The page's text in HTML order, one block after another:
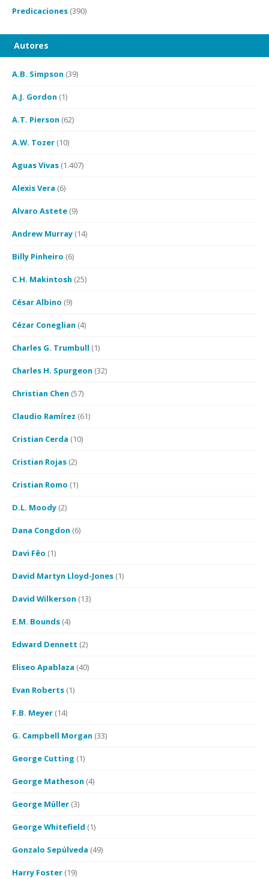
Predicaciones (390)
Autores
A.B. Simpson (39)
A.J. Gordon (1)
A.T. Pierson (62)
A.W. Tozer (10)
Aguas Vivas (1.407)
Alexis Vera (6)
Alvaro Astete (9)
Andrew Murray (14)
Billy Pinheiro (6)
C.H. Makintosh (25)
César Albino (9)
Cézar Coneglian (4)
Charles G. Trumbull (1)
Charles H. Spurgeon (32)
Christian Chen (57)
Claudio Ramírez (61)
Cristian Cerda (10)
Cristian Rojas (2)
Cristian Romo (1)
D.L. Moody (2)
Dana Congdon (6)
Davi Fêo (1)
David Martyn Lloyd-Jones (1)
David Wilkerson (13)
E.M. Bounds (4)
Edward Dennett (2)
Eliseo Apablaza (40)
Evan Roberts (1)
F.B. Meyer (14)
G. Campbell Morgan (33)
George Cutting (1)
George Matheson (4)
George Müller (3)
George Whitefield (1)
Gonzalo Sepúlveda (49)
Harry Foster (19)